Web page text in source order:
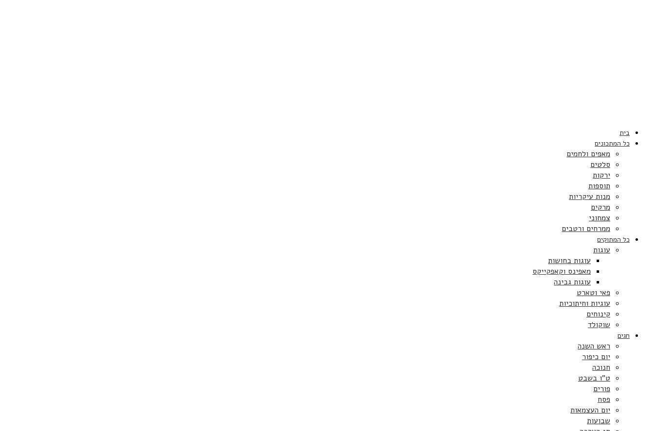
בית
כל המתכונים
מאפים ולחמים
סלטים
ירקות
תוספות
מנות עיקריות
מרקים
צמחוני
ממרחים ורטבים
כל המתוקים
עוגות
עוגות בחושות
מאפינס וקאפקייקס
עוגות גבינה
פאי וטארט
עוגיות וחיתוכיות
קינוחים
שוקולד
חגים
ראש השנה
יום כיפור
חנוכה
ט”ו בשבט
פורים
פסח
יום העצמאות
שבועות